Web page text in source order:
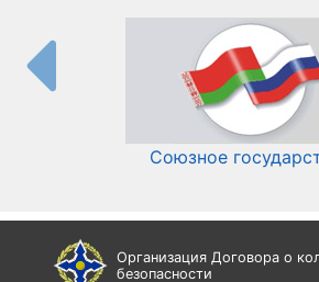
Союзное
Организация Договора о
безопасности